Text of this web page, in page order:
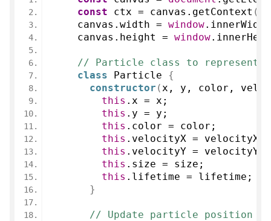
const ctx = canvas. getContext (
    canvas.
width = window. innerWidth
    canvas.
height = window.
// Particle class to represent
class Particle {
constructor (x, y, color,
this . x = x;
this . y = y;
this . color = color;
this . velocityX = velocityX;
this . velocityY = velocityY;
this . size = size;
this . lifetime = lifetime;
}
// Update particle position